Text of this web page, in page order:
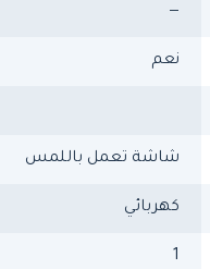
—
نعم
شاشة تعمل باللمس
كهربائي
1